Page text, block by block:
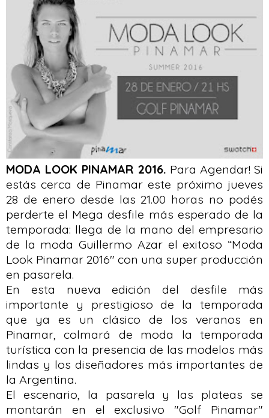
MODA LOOK PINAMAR 2016. Para Agendar! Si
estás cerca de Pinamar este próximo jueves
28 de enero desde las 21.00 horas no podés
perderte el Mega desfile más esperado de la
temporada: llega de la mano del empresario
de la moda Guillermo Azar el exitoso “Moda
Look Pinamar 2016" con una super producción
en pasarela.
En esta nueva edición del desfile más
importante y prestigioso de la temporada
que ya es un clásico de los veranos en
Pinamar, colmará de moda la temporada
turística con la presencia de las modelos más
lindas y los diseñadores más importantes de
la Argentina.
El escenario, la pasarela y las plateas se
montarán en el exclusivo "Golf Pinamar"